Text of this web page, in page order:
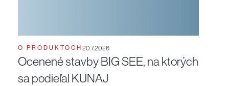
O PRODUKTOCH20.7.2026
Ocenené stavby BIG SEE, na ktorých
sa podieľal KUNAJ